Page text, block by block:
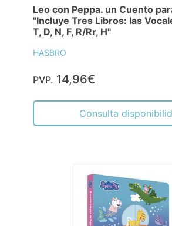
Leo con Peppa. un Cuento
"Incluye Tres Libros: las
T, D, N, F, R/Rr, H"
HASBRO
PVP. 14,96€
Consulta